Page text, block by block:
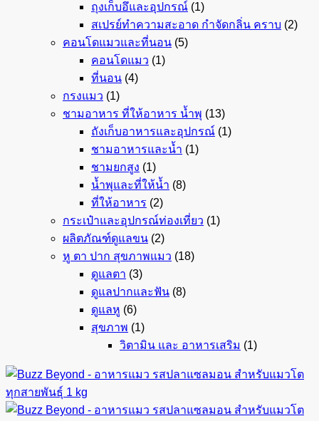
ถุงเก็บอึและอุปกรณ์ (1)
สเปรย์ทำความสะอาด กำจัดกลิ่น คราบ (2)
คอนโดแมวและที่นอน (5)
คอนโดแมว (1)
ที่นอน (4)
กรงแมว (1)
ชามอาหาร ที่ให้อาหาร น้ำพุ (13)
ถังเก็บอาหารและอุปกรณ์ (1)
ชามอาหารและน้ำ (1)
ชามยกสูง (1)
น้ำพุและที่ให้น้ำ (8)
ที่ให้อาหาร (2)
กระเป๋าและอุปกรณ์ท่องเที่ยว (1)
ผลิตภัณฑ์ดูแลขน (2)
หู ตา ปาก สุขภาพแมว (18)
ดูแลตา (3)
ดูแลปากและฟัน (8)
ดูแลหู (6)
สุขภาพ (1)
วิตามิน และ อาหารเสริม (1)